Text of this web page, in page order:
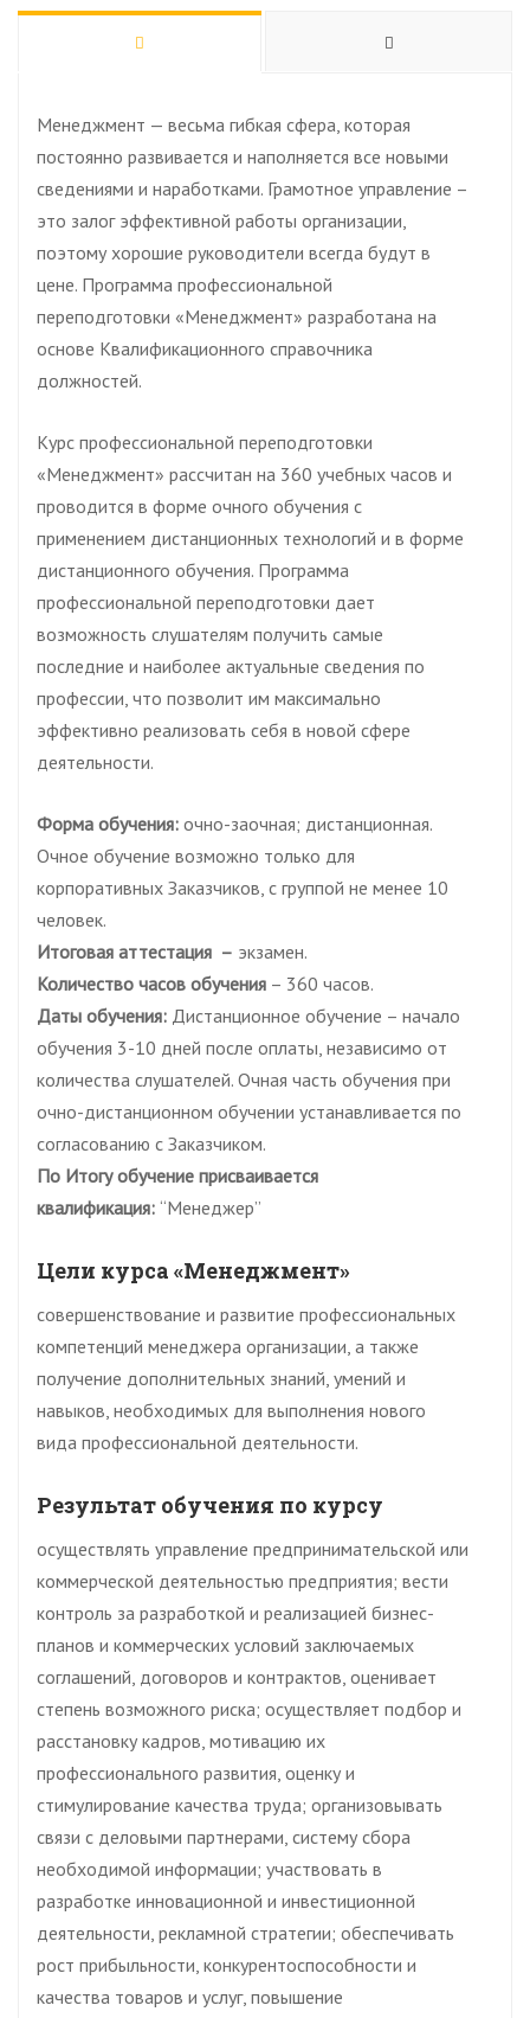
Менеджмент — весьма гибкая сфера, которая
постоянно развивается и наполняется все новыми
сведениями и наработками. Грамотное управление –
это залог эффективной работы организации,
поэтому хорошие руководители всегда будут в
цене. Программа профессиональной
переподготовки «Менеджмент» разработана на
основе Квалификационного справочника
должностей.
Курс профессиональной переподготовки
«Менеджмент» рассчитан на 360 учебных часов и
проводится в форме очного обучения с
применением дистанционных технологий и в форме
дистанционного обучения. Программа
профессиональной переподготовки дает
возможность слушателям получить самые
последние и наиболее актуальные сведения по
профессии, что позволит им максимально
эффективно реализовать себя в новой сфере
деятельности.
Форма обучения: очно-заочная; дистанционная.
Очное обучение возможно только для
корпоративных Заказчиков, с группой не менее 10
человек.
Итоговая аттестация – экзамен.
Количество часов обучения – 360 часов.
Даты обучения: Дистанционное обучение – начало
обучения 3-10 дней после оплаты, независимо от
количества слушателей. Очная часть обучения при
очно-дистанционном обучении устанавливается по
согласованию с Заказчиком.
По Итогу обучение присваивается
квалификация: “Менеджер”
Цели курса «Менеджмент»
совершенствование и развитие профессиональных
компетенций менеджера организации, а также
получение дополнительных знаний, умений и
навыков, необходимых для выполнения нового
вида профессиональной деятельности.
Результат обучения по курсу
осуществлять управление предпринимательской или
коммерческой деятельностью предприятия; вести
контроль за разработкой и реализацией бизнес-
планов и коммерческих условий заключаемых
соглашений, договоров и контрактов, оценивает
степень возможного риска; осуществляет подбор и
расстановку кадров, мотивацию их
профессионального развития, оценку и
стимулирование качества труда; организовывать
связи с деловыми партнерами, систему сбора
необходимой информации; участвовать в
разработке инновационной и инвестиционной
деятельности, рекламной стратегии; обеспечивать
рост прибыльности, конкурентоспособности и
качества товаров и услуг, повышение